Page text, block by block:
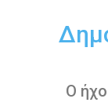
περιεχόμενο
Ο